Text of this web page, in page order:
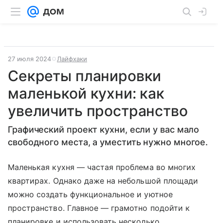
27 июля 2024 Лайфхаки
Секреты планировки
маленькой кухни: как
увеличить пространство
Графический проект кухни, если у вас мало
свободного места, а уместить нужно многое.
Маленькая кухня — частая проблема во многих
квартирах. Однако даже на небольшой площади
можно создать функциональное и уютное
пространство. Главное — грамотно подойти к